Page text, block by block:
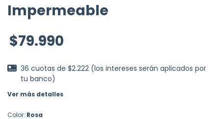
Impermeable
$79.990
36 cuotas de $2.222 (los intereses serán aplicados por
tu banco)
Ver más detalles
Color: Rosa